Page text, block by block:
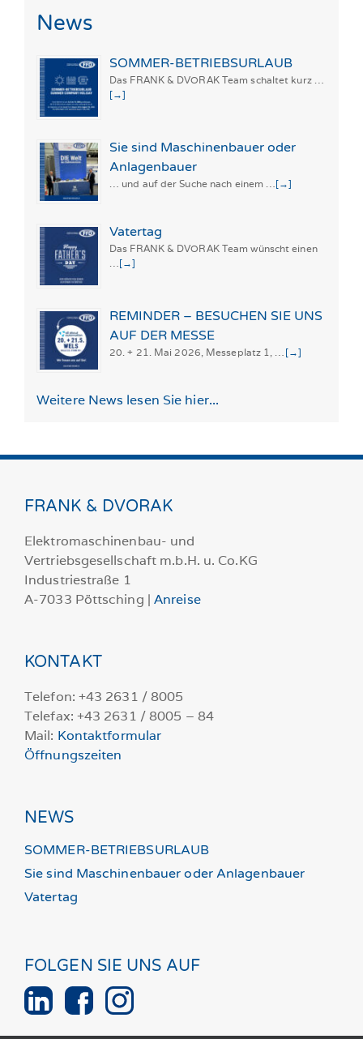
News
SOMMER-BETRIEBSURLAUB
Das FRANK & DVORAK Team schaltet kurz …
[→]
Sie sind Maschinenbauer oder
Anlagenbauer
… und auf der Suche nach einem … [→]
Vatertag
Das FRANK & DVORAK Team wünscht einen
[→]
REMINDER – BESUCHEN SIE UNS
AUF DER MESSE
20. + 21. Mai 2026, Messeplatz 1, … [→]
Weitere News lesen Sie hier...
FRANK & DVORAK
Elektromaschinenbau- und
Vertriebsgesellschaft m.b.H. u. Co.KG
Industriestraße 1
A-7033 Pöttsching |Anreise
KONTAKT
Telefon: +43 2631 / 8005
Telefax: +43 2631 / 8005 – 84
Mail: Kontaktformular
Öffnungszeiten
NEWS
SOMMER-BETRIEBSURLAUB
Sie sind Maschinenbauer oder Anlagenbauer
Vatertag
FOLGEN SIE UNS AUF